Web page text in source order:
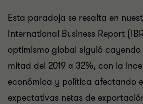
Esta paradoja se resalta en
International Business Report
optimismo global siguió
mitad del 2019 a 32%, con la
económica y política afectando
expectativas netas de